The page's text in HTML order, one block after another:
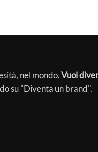
nel mondo.Vuoi
su "Diventa un brand".